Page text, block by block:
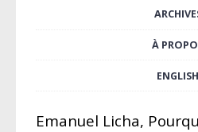
À
ENGLISH
Emanuel Licha,